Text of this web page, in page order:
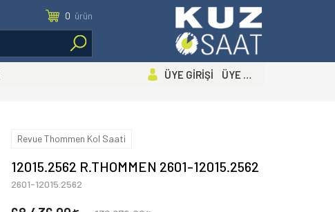
0 ürün
ÜYE GİRİŞİ ÜYE OL
Revue Thommen Kol Saati
12015.2562 R.THOMMEN 2601-12015.2562
2601-12015.2562